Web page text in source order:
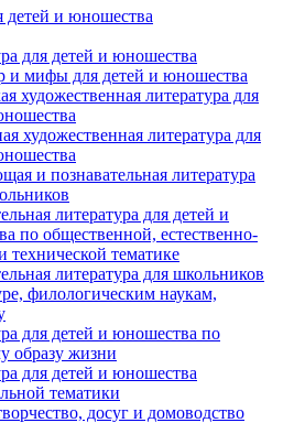
детей и юношества
для детей и юношества
и мифы для детей и юношества
художественная литература для
художественная литература для
и познавательная литература
литература для детей и
по общественной, естественно-
технической тематике
литература для школьников
филологическим наукам,
для детей и юношества по
образу жизни
для детей и юношества
тематики
досуг и домоводство